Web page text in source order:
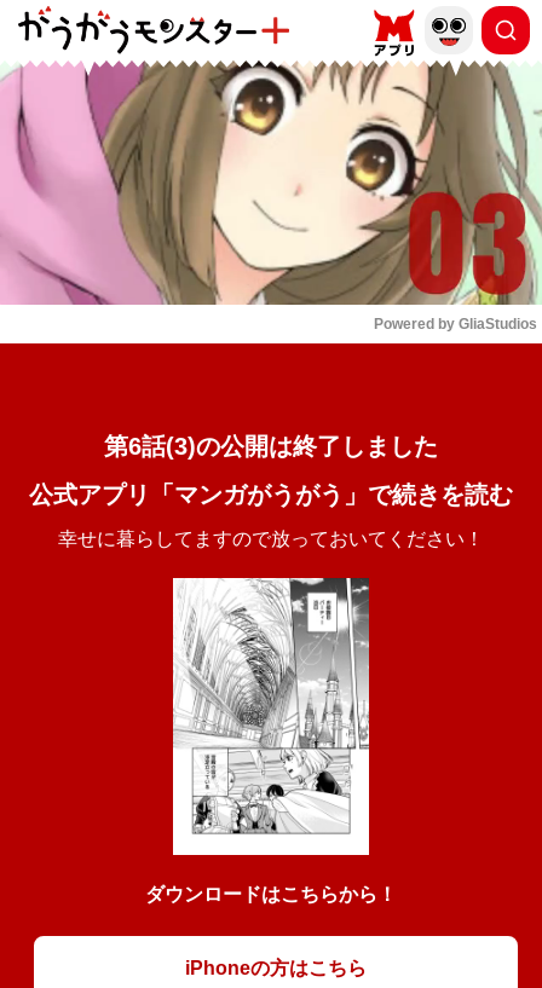
もっと読む
Powered by GliaStudios
第6話(3)の公開は終了しました
公式アプリ「マンガがうがう」で続きを読む
幸せに暮らしてますので放っておいてください！
ダウンロードはこちらから！
iPhoneの方はこちら